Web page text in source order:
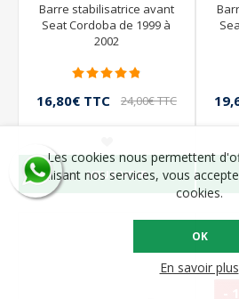
Barre stabilisatrice avant
Seat Cordoba de 1999 à
2002
16,80€ TTC 24,00€ TTC
VEUX VOIR
Les cookies nous permettent
utilisant nos services, vous
cookies.
OK
En savoir plus